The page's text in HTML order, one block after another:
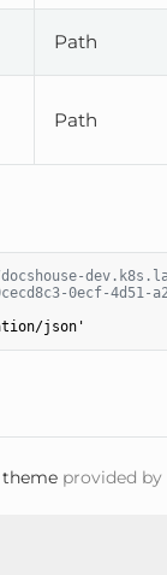
Path
Path
0ecf-4d51-
theme provided by